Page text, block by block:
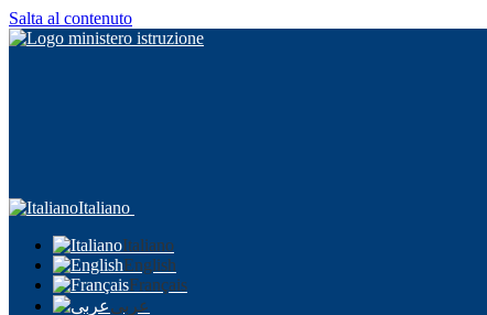
Salta al contenuto
Italiano
Italiano
English
Français
عربى